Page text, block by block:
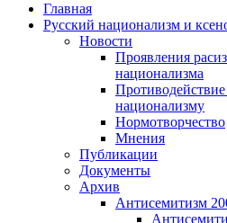
Главная
Русский национализм и
Новости
Проявления
национализма
национализму
Нормотворчество
Мнения
Публикации
Документы
Архив
Антисемитизм